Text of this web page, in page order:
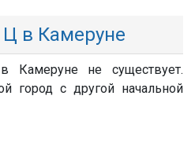
Ц в Камеруне
не существует.
город с другой начальной